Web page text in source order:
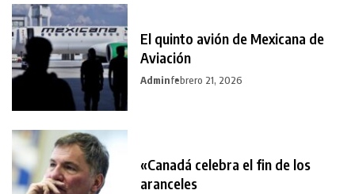
El quinto avión de Mexicana de
Aviación
Adminfebrero 21, 2026
«Canadá celebra el fin de los
aranceles